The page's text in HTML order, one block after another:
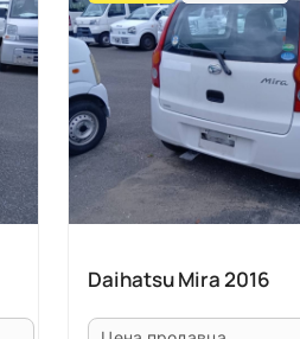
Daihatsu Mira 2016